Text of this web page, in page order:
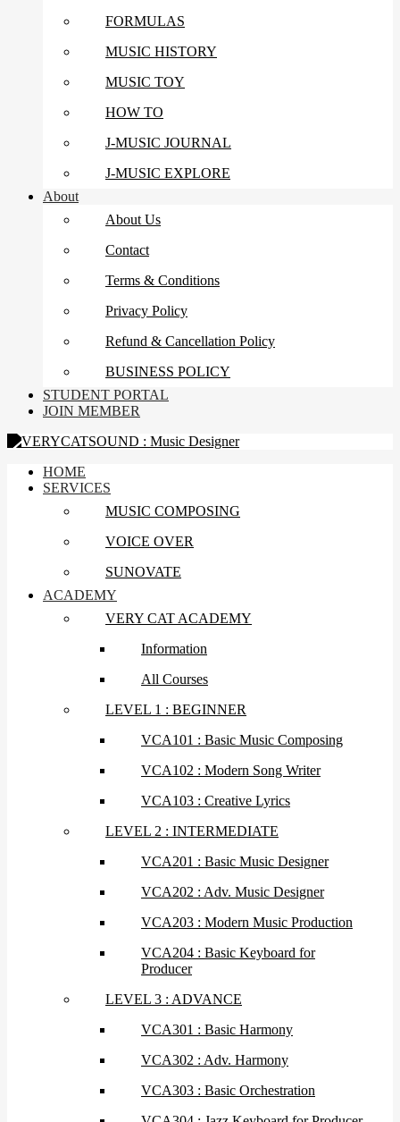
FORMULAS
MUSIC HISTORY
MUSIC TOY
HOW TO
J-MUSIC JOURNAL
J-MUSIC EXPLORE
About
About Us
Contact
Terms & Conditions
Privacy Policy
Refund & Cancellation Policy
BUSINESS POLICY
STUDENT PORTAL
JOIN MEMBER
HOME
SERVICES
MUSIC COMPOSING
VOICE OVER
SUNOVATE
ACADEMY
VERY CAT ACADEMY
Information
All Courses
LEVEL 1 : BEGINNER
VCA101 : Basic Music Composing
VCA102 : Modern Song Writer
VCA103 : Creative Lyrics
LEVEL 2 : INTERMEDIATE
VCA201 : Basic Music Designer
VCA202 : Adv. Music Designer
VCA203 : Modern Music Production
VCA204 : Basic Keyboard for
Producer
LEVEL 3 : ADVANCE
VCA301 : Basic Harmony
VCA302 : Adv. Harmony
VCA303 : Basic Orchestration